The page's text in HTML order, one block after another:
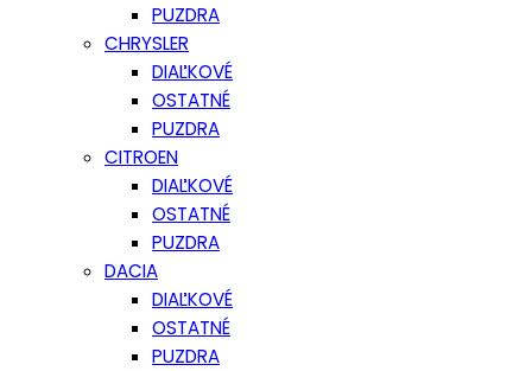
PUZDRA
CHRYSLER
DIAĽKOVÉ
OSTATNÉ
PUZDRA
CITROEN
DIAĽKOVÉ
OSTATNÉ
PUZDRA
DACIA
DIAĽKOVÉ
OSTATNÉ
PUZDRA